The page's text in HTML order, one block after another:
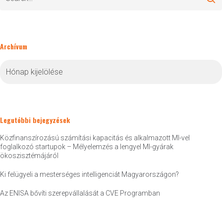
Archívum
Legutóbbi bejegyzések
Közfinanszírozású számítási kapacitás és alkalmazott MI-vel
foglalkozó startupok – Mélyelemzés a lengyel MI-gyárak
ökoszisztémájáról
Ki felügyeli a mesterséges intelligenciát Magyarországon?
Az ENISA bővíti szerepvállalását a CVE Programban